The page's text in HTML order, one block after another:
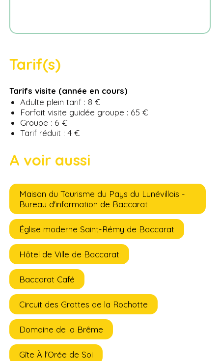
Tarif(s)
Tarifs visite (année en cours)
Adulte plein tarif : 8 €
Forfait visite guidée groupe : 65 €
Groupe : 6 €
Tarif réduit : 4 €
A voir aussi
Maison du Tourisme du Pays du Lunévillois -
Bureau d'information de Baccarat
Église moderne Saint-Rémy de Baccarat
Hôtel de Ville de Baccarat
Baccarat Café
Circuit des Grottes de la Rochotte
Domaine de la Brême
Gîte À l'Orée de Soi